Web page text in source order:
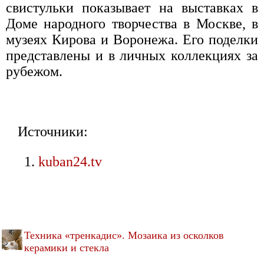
свистульки показывает на выставках в
Доме народного творчества в Москве, в
музеях Кирова и Воронежа. Его поделки
представлены и в личных коллекциях за
рубежом.
Источники:
kuban24.tv
Техника «тренкадис». Мозаика из осколков
керамики и стекла